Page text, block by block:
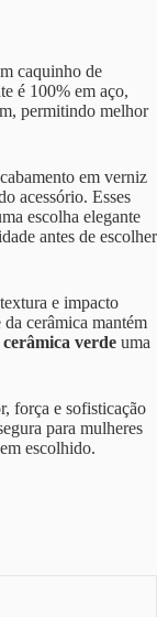
caquinho de
é 100% em aço,
permitindo melhor
em verniz
acessório. Esses
escolha elegante
antes de escolher
e impacto
cerâmica mantém
verde uma
força e sofisticação
para mulheres
escolhido.